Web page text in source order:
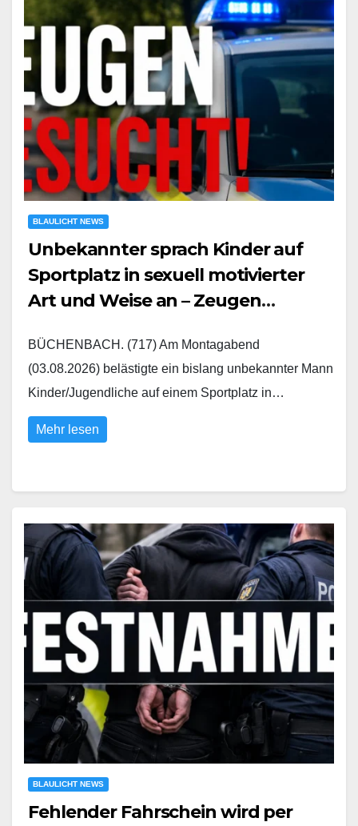
BLAULICHT NEWS
Unbekannter sprach Kinder auf
Sportplatz in sexuell motivierter
Art und Weise an – Zeugen
BÜCHENBACH. (717) Am Montagabend
(03.08.2026) belästigte ein bislang unbekannter Mann
Kinder/Jugendliche auf einem Sportplatz in…
Mehr lesen
BLAULICHT NEWS
Fehlender Fahrschein wird per